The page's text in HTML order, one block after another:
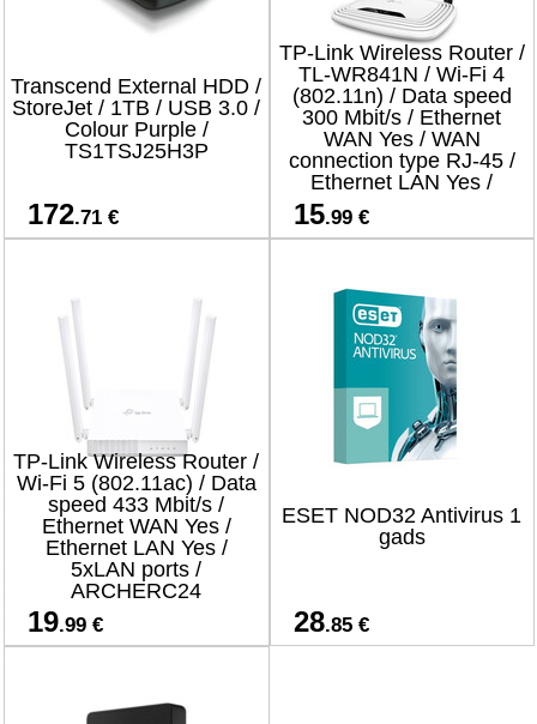
Transcend External HDD /
StoreJet / 1TB / USB 3.0 /
Colour Purple /
TS1TSJ25H3P
172.71 €
TP-Link Wireless Router /
TL-WR841N / Wi-Fi 4
(802.11n) / Data speed
300 Mbit/s / Ethernet
WAN Yes / WAN
connection type RJ-45 /
Ethernet LAN Yes /
4xLAN ports
15.99 €
TP-Link Wireless Router /
Wi-Fi 5 (802.11ac) / Data
speed 433 Mbit/s /
Ethernet WAN Yes /
Ethernet LAN Yes /
5xLAN ports /
ARCHERC24
19.99 €
ESET NOD32 Antivirus 1
gads
28.85 €